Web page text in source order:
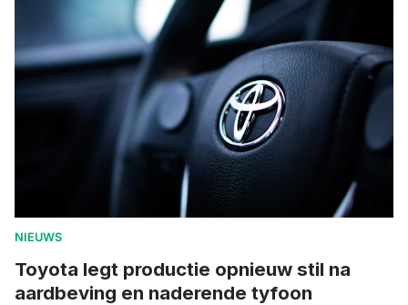
NIEUWS
Toyota legt productie opnieuw stil na
aardbeving en naderende tyfoon